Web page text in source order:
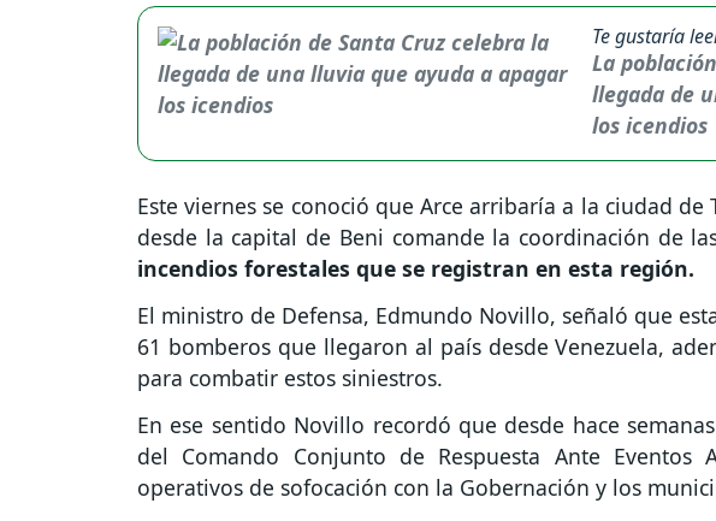
Te gustaría
La
llegada de
los icendios
Este viernes se conoció que Arce arribaría a la ciudad
desde la capital de Beni comande la coordinación de
incendios forestales que se registran en esta región.
El ministro de Defensa, Edmundo Novillo, señaló que
61 bomberos que llegaron al país desde Venezuela,
para combatir estos siniestros.
En ese sentido Novillo recordó que desde hace
del Comando Conjunto de Respuesta Ante Eventos
operativos de sofocación con la Gobernación y los